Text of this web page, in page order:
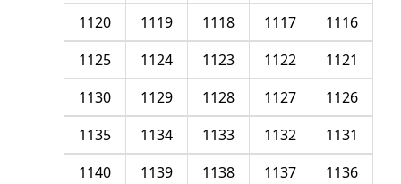
1116
1117
1118
1119
1120
1121
1122
1123
1124
1125
1126
1127
1128
1129
1130
1131
1132
1133
1134
1135
1136
1137
1138
1139
1140